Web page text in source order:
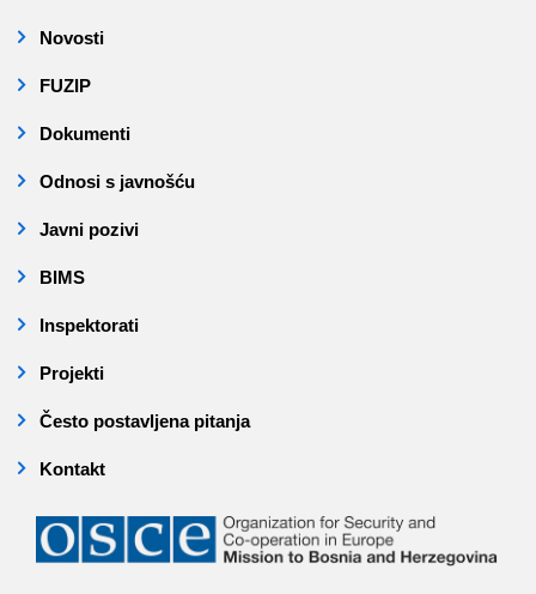
Novosti
FUZIP
Dokumenti
Odnosi s javnošću
Javni pozivi
BIMS
Inspektorati
Projekti
Često postavljena pitanja
Kontakt